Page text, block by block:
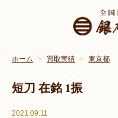
ホーム 買取実績 東京都
短刀 在銘 1振
2021.09.11